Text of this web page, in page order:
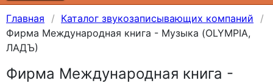
Главная
Каталог звукозаписывающих компаний
Фирма Международная книга - Музыка (OLYMPIA,
ЛАДЪ)
Фирма Международная книга -